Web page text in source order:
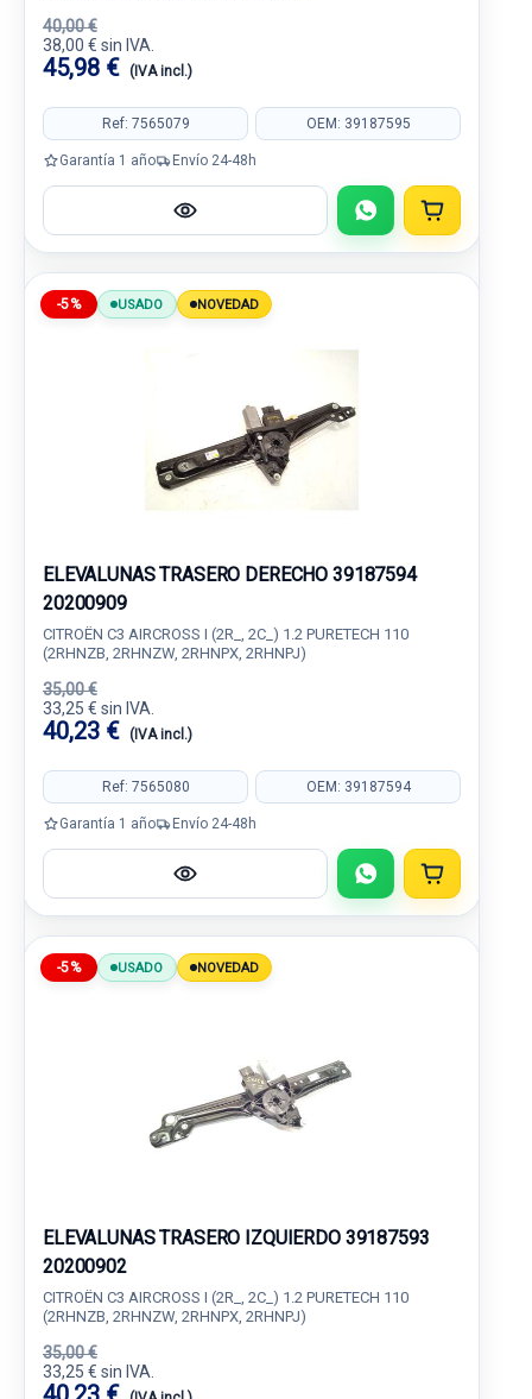
40,00 €
38,00 € sin IVA.
45,98 € (IVA incl.)
Ref: 7565079 OEM: 39187595
Garantía 1 año Envío 24-48h
-5% USADO NOVEDAD
ELEVALUNAS TRASERO DERECHO 39187594
20200909
CITROËN C3 AIRCROSS I (2R_, 2C_) 1.2 PURETECH 110
(2RHNZB, 2RHNZW, 2RHNPX, 2RHNPJ)
35,00 €
33,25 € sin IVA.
40,23 € (IVA incl.)
Ref: 7565080 OEM: 39187594
Garantía 1 año Envío 24-48h
-5% USADO NOVEDAD
ELEVALUNAS TRASERO IZQUIERDO 39187593
20200902
CITROËN C3 AIRCROSS I (2R_, 2C_) 1.2 PURETECH 110
(2RHNZB, 2RHNZW, 2RHNPX, 2RHNPJ)
35,00 €
33,25 € sin IVA.